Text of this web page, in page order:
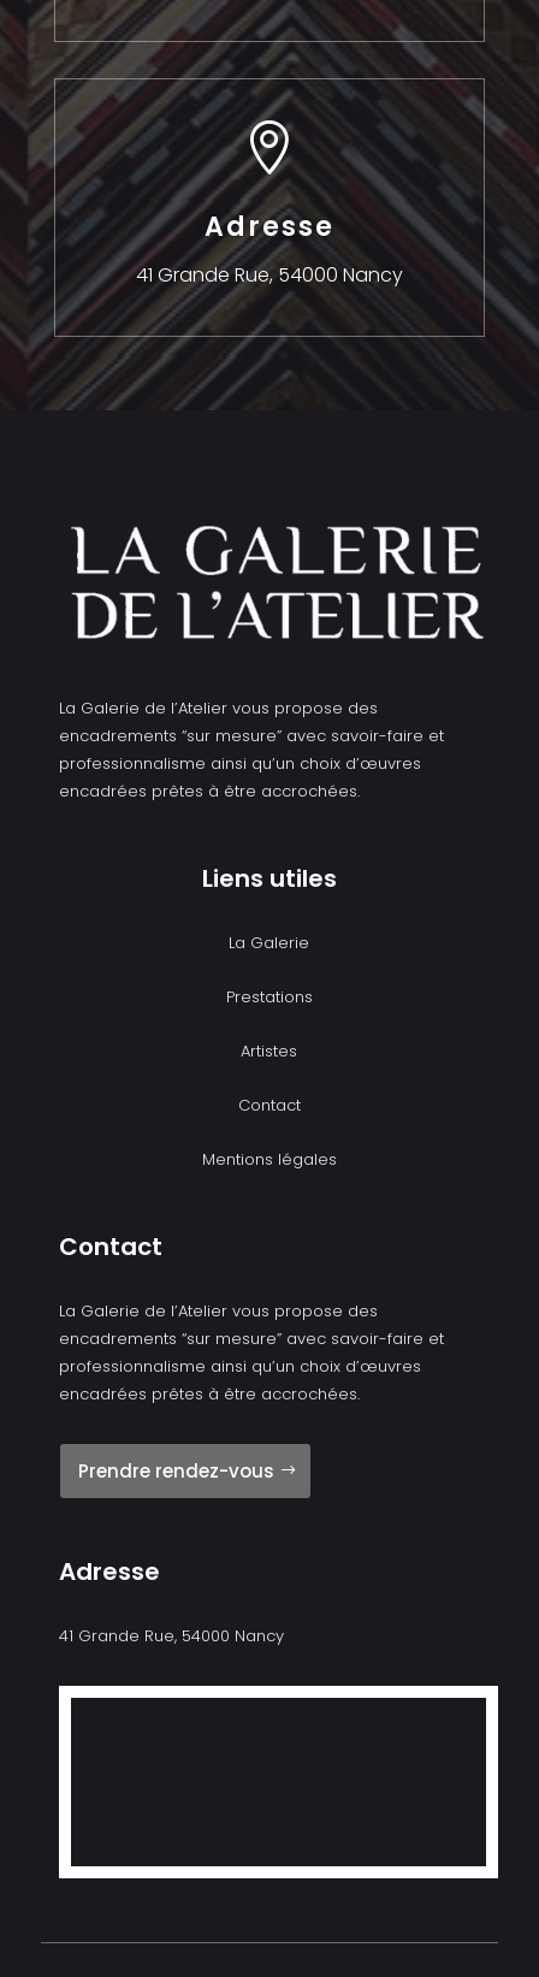

Adresse
41 Grande Rue,54000 Nancy
La Galerie de l’Atelier vous propose des
encadrements “sur mesure” avec savoir-faire et
professionnalisme ainsi qu’un choix d’œuvres
encadrées prêtes à être accrochées.
Liens utiles
La Galerie
Prestations
Artistes
Contact
Mentions légales
Contact
La Galerie de l’Atelier vous propose des
encadrements “sur mesure” avec savoir-faire et
professionnalisme ainsi qu’un choix d’œuvres
encadrées prêtes à être accrochées.
Prendre rendez-vous
Adresse
41 Grande Rue, 54000 Nancy